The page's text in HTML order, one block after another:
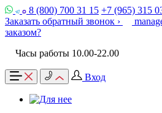
8 (800) 700 31 15 +7 (965) 315
Заказать обратный звонок ›
заказом?
Часы работы 10.00-22.00
Вход